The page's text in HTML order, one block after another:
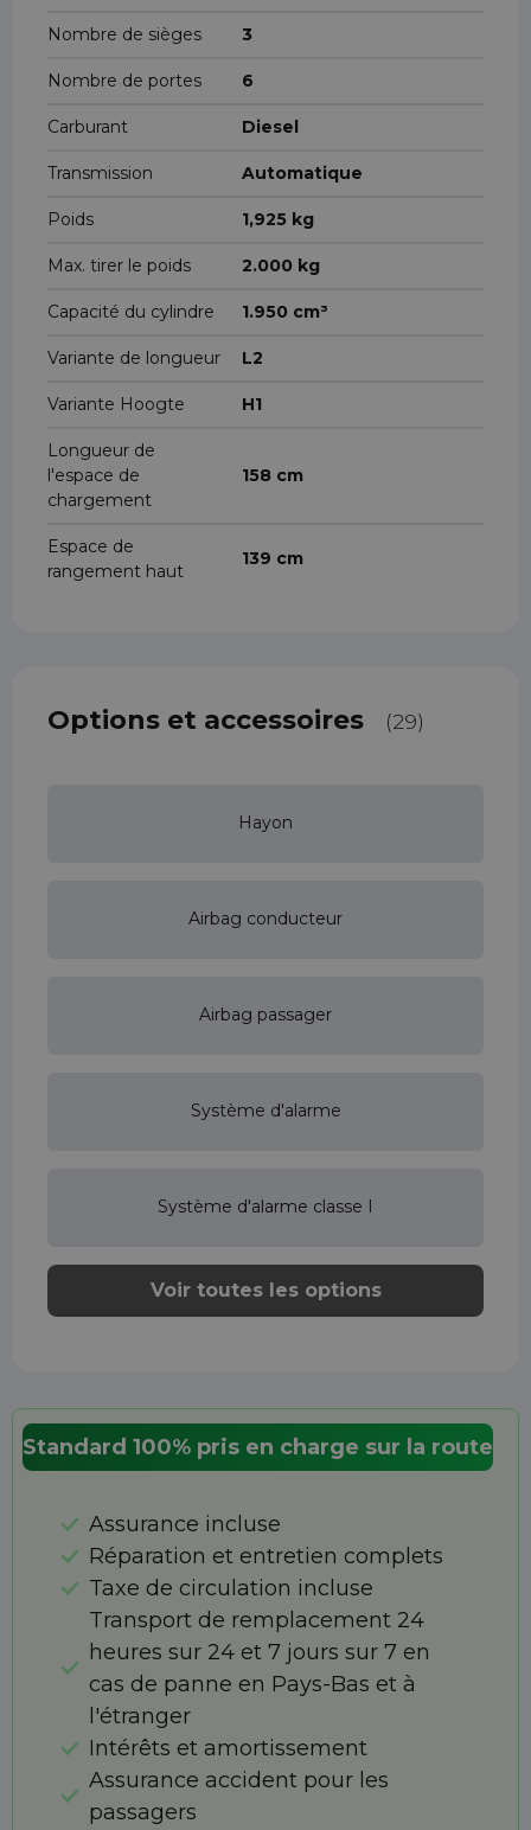
Nombre de sièges 3
Nombre de portes 6
Carburant Diesel
Transmission Automatique
Poids 1,925 kg
Max. tirer le poids 2.000 kg
Capacité du cylindre 1.950 cm³
Variante de longueur L2
Variante Hoogte H1
Longueur de
l'espace de
chargement
158 cm
Espace de
rangement haut
139 cm
Options et accessoires (29)
Hayon
Airbag conducteur
Airbag passager
Système d'alarme
Système d'alarme classe I
Voir toutes les options
Standard 100% pris en charge sur la route
Assurance incluse
Réparation et entretien complets
Taxe de circulation incluse
Transport de remplacement 24
heures sur 24 et 7 jours sur 7 en
cas de panne en Pays-Bas et à
l'étranger
Intérêts et amortissement
Assurance accident pour les
passagers